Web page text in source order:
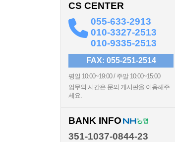
CS CENTER
055-633-2913
010-3327-2513
010-9335-2513
FAX: 055-251-2514
평일 10:00~19:00 / 주말 10:00~15:00
업무외 시간은 문의 게시판을 이용해주
세요.
BANK INFO
351-1037-0844-23